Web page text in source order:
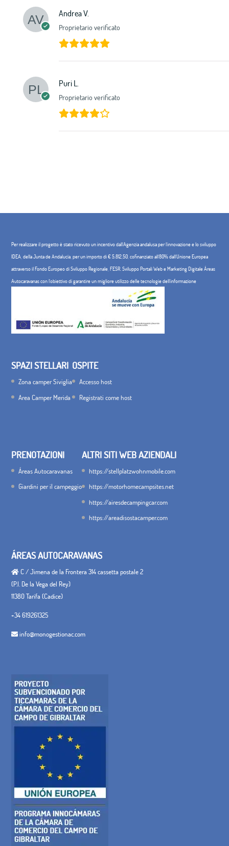
Andrea V.
Proprietario verificato
Puri L.
Proprietario verificato
Per realizzare il progetto è stato ricevuto un incentivo dall'Agenzia andalusa per l'innovazione e lo sviluppo
IDEA, della Junta de Andalucía, per un importo di € 5.812,50, cofinanziato all'80% dall'Unione Europea
attraverso il Fondo Europeo di Sviluppo Regionale, FESR. Sviluppo Portali Web e Marketing Digitale Áreas
Autocaravanas con l'obiettivo di garantire un migliore utilizzo delle tecnologie dell'informazione
SPAZI STELLARI
Zona camper Siviglia
Area Camper Merida
OSPITE
Accesso host
Registrati come host
PRENOTAZIONI
Áreas Autocaravanas
Giardini per il campeggio
ALTRI SITI WEB AZIENDALI
https://stellplatzwohnmobile.com
https://motorhomecampsites.net
https://airesdecampingcar.com
https://areadisostacamper.com
ÁREAS AUTOCARAVANAS
C / Jimena de la Frontera 314 cassetta postale 2
(P.I. De la Vega del Rey)
11380 Tarifa (Cadice)
+34 619261325
info@monogestionac.com